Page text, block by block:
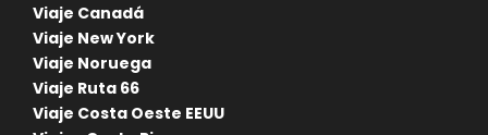
Viaje Canadá
Viaje New York
Viaje Noruega
Viaje Ruta 66
Viaje Costa Oeste EEUU